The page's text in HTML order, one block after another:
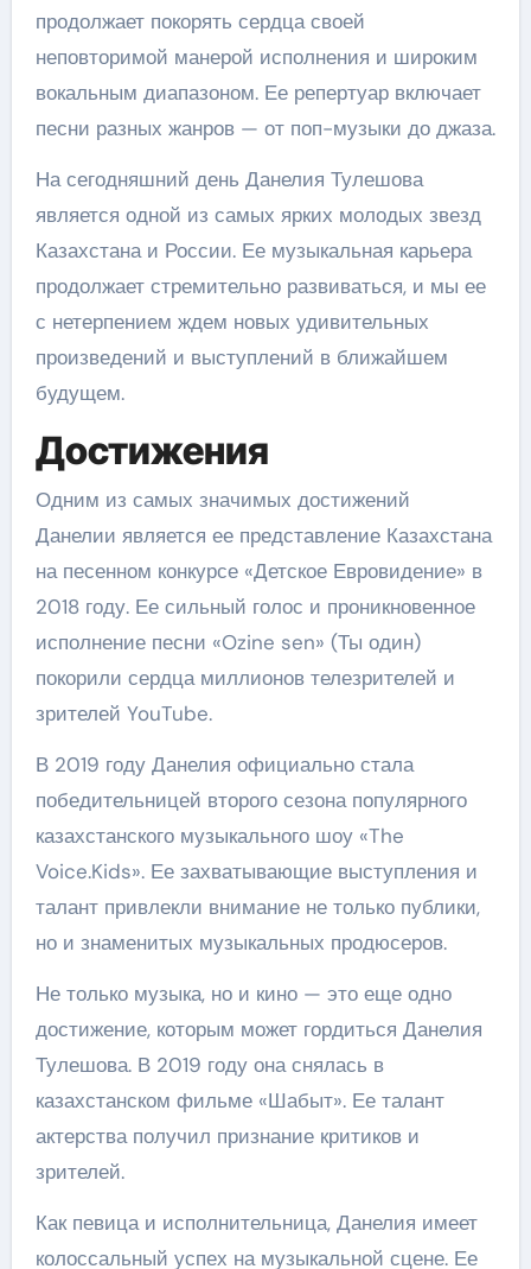
продолжает покорять сердца своей
неповторимой манерой исполнения и широким
вокальным диапазоном. Ее репертуар включает
песни разных жанров — от поп-музыки до джаза.
На сегодняшний день Данелия Тулешова
является одной из самых ярких молодых звезд
Казахстана и России. Ее музыкальная карьера
продолжает стремительно развиваться, и мы ее
с нетерпением ждем новых удивительных
произведений и выступлений в ближайшем
будущем.
Достижения
Одним из самых значимых достижений
Данелии является ее представление Казахстана
на песенном конкурсе «Детское Евровидение» в
2018 году. Ее сильный голос и проникновенное
исполнение песни «Ozine sen» (Ты один)
покорили сердца миллионов телезрителей и
зрителей YouTube.
В 2019 году Данелия официально стала
победительницей второго сезона популярного
казахстанского музыкального шоу «The
Voice.Kids». Ее захватывающие выступления и
талант привлекли внимание не только публики,
но и знаменитых музыкальных продюсеров.
Не только музыка, но и кино — это еще одно
достижение, которым может гордиться Данелия
Тулешова. В 2019 году она снялась в
казахстанском фильме «Шабыт». Ее талант
актерства получил признание критиков и
зрителей.
Как певица и исполнительница, Данелия имеет
колоссальный успех на музыкальной сцене. Ее